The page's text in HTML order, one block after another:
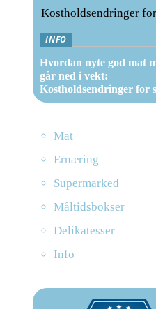
INFO
Hvordan nyte god mat
går ned i vekt:
Kostholdsendringer for
Mat
Ernæring
Supermarked
Måltidsbokser
Delikatesser
Info